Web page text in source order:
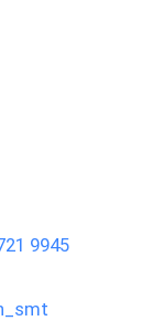
9945